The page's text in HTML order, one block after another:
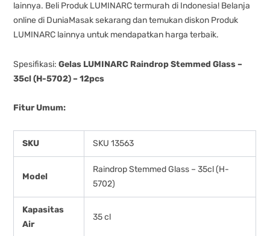
lainnya. Beli Produk LUMINARC termurah di Indonesia! Belanja
online di DuniaMasak sekarang dan temukan diskon Produk
LUMINARC lainnya untuk mendapatkan harga terbaik.
Spesifikasi: Gelas LUMINARC Raindrop Stemmed Glass –
35cl (H-5702) – 12pcs
Fitur Umum:
SKU SKU 13563
Model
Raindrop Stemmed Glass – 35cl (H-
5702)
Kapasitas
Air
35 cl